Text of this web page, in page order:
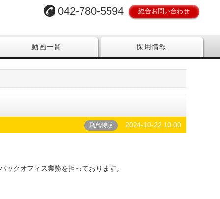
042-780-5594 総合お問い合わせ
動画一覧 採用情報
飛鳥特販 2024-10-22 10:00
クオフィス業務を担っております。